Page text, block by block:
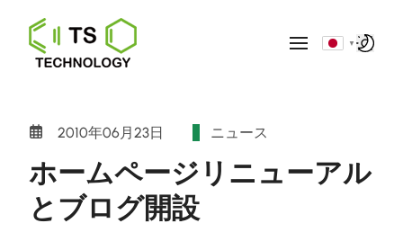
▼
2010年06月23日 ニュース
ホームページリニューアル
とブログ開設